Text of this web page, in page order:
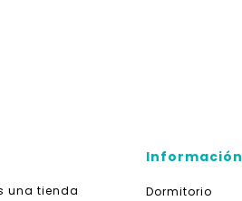
una tienda
Información
Dormitorio